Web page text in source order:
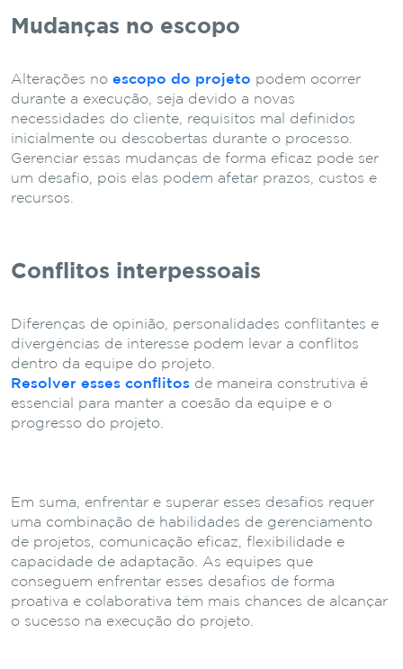
Mudanças no escopo
Alterações no escopo do projeto podem ocorrer
durante a execução, seja devido a novas
necessidades do cliente, requisitos mal definidos
inicialmente ou descobertas durante o processo.
Gerenciar essas mudanças de forma eficaz pode ser
um desafio, pois elas podem afetar prazos, custos e
recursos.
Conflitos interpessoais
Diferenças de opinião, personalidades conflitantes e
divergências de interesse podem levar a conflitos
dentro da equipe do projeto.
Resolver esses conflitos de maneira construtiva é
essencial para manter a coesão da equipe e o
progresso do projeto.
Em suma, enfrentar e superar esses desafios requer
uma combinação de habilidades de gerenciamento
de projetos, comunicação eficaz, flexibilidade e
capacidade de adaptação. As equipes que
conseguem enfrentar esses desafios de forma
proativa e colaborativa têm mais chances de alcançar
o sucesso na execução do projeto.